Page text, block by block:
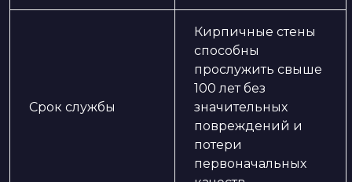
Срок службы
Кирпичные стены
способны
прослужить свыше
100 лет без
значительных
повреждений и
потери
первоначальных